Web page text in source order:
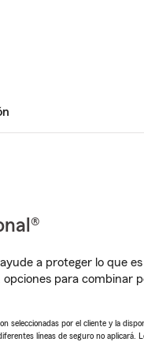
a proteger lo que
para combinar
seleccionadas por el cliente y la
líneas de seguro no aplicará.